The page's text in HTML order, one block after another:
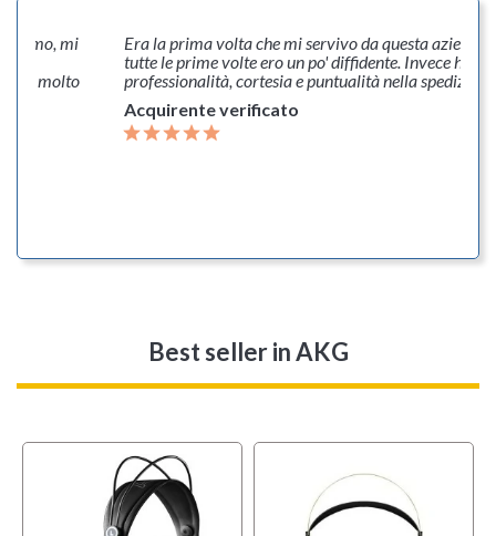
promo, mi
molto
Era la prima volta che mi servivo da questa azienda
tutte le prime volte ero un po' diffidente. Invece ho
professionalità, cortesia e puntualità nella
Acquirente verificato
Best sellerin AKG